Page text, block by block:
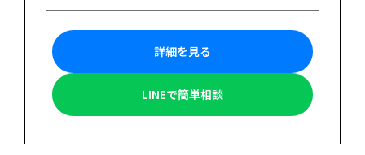
詳細を見る
LINEで簡単相談